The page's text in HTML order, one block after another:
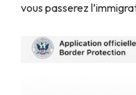
vous passerez